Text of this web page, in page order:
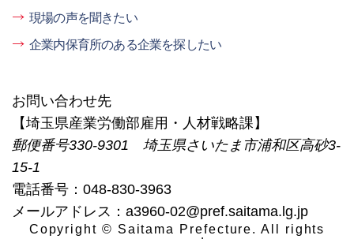
現場の声を聞きたい
企業内保育所のある企業を探したい
お問い合わせ先
【埼玉県産業労働部雇用・人材戦略課】
郵便番号330-9301 埼玉県さいたま市浦和区高砂3-
15-1
電話番号：048-830-3963
メールアドレス：a3960-02@pref.saitama.lg.jp
Copyright © Saitama Prefecture. All rights